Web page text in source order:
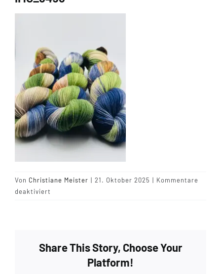
Münster Yarn
Wollfestivals
Kontakt
Von Christiane Meister | 21. Oktober 2025 | Kommentare
deaktiviert
Share This Story, Choose Your
Platform!